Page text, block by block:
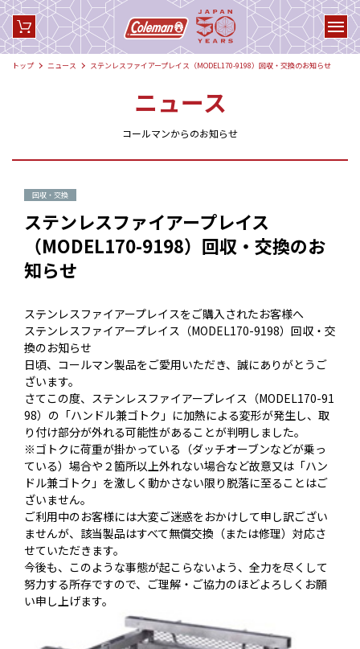
トップ ニュース ステンレスファイアープレイス（MODEL170-9198）回収・交換のお知らせ
ニュース
コールマンからのお知らせ
回収・交換
ステンレスファイアープレイス
（MODEL170-9198）回収・交換のお
知らせ
ステンレスファイアープレイスをご購入されたお客様へ
ステンレスファイアープレイス（MODEL170-9198）回収・交
換のお知らせ
日頃、コールマン製品をご愛用いただき、誠にありがとうご
ざいます。
さてこの度、ステンレスファイアープレイス（MODEL170-91
98）の「ハンドル兼ゴトク」に加熱による変形が発生し、取
り付け部分が外れる可能性があることが判明しました。
※ゴトクに荷重が掛かっている（ダッチオーブンなどが乗っ
ている）場合や２箇所以上外れない場合など故意又は「ハン
ドル兼ゴトク」を激しく動かさない限り脱落に至ることはご
ざいません。
ご利用中のお客様には大変ご迷惑をおかけして申し訳ござい
ませんが、該当製品はすべて無償交換（または修理）対応さ
せていただきます。
今後も、このような事態が起こらないよう、全力を尽くして
努力する所存ですので、ご理解・ご協力のほどよろしくお願
い申し上げます。